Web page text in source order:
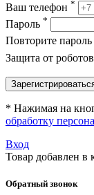
Ваш телефон *
Пароль *
Повторите пароль
Защита от роботов
* Нажимая на
обработку
Вход
Товар добавлен в
Обратный звонок